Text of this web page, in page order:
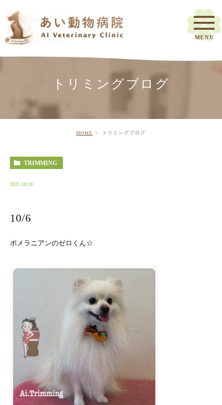
トリミングブログ
HOME トリミングブログ
TRIMMING
2021.10.19
10/6
ポメラニアンのゼロくん☆